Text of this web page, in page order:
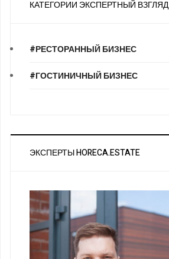
КАТЕГОРИИ ЭКСПЕРТНЫЙ ВЗГЛЯД
#РЕСТОРАННЫЙ БИЗНЕС
#ГОСТИНИЧНЫЙ БИЗНЕС
ЭКСПЕРТЫ HORECA.ESTATE